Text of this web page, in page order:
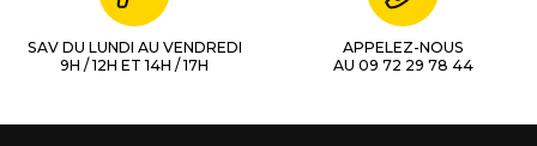
SAV DU LUNDI AU VENDREDI
9H / 12H ET 14H / 17H
APPELEZ-NOUS
AU 09 72 29 78 44